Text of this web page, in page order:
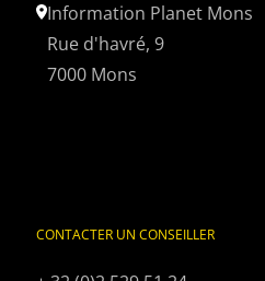
Information Planet Mons
Rue d'havré, 9
7000 Mons
CONTACTER UN CONSEILLER